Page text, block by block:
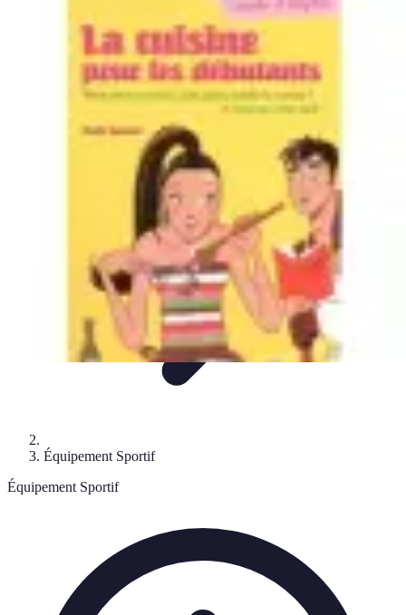
Tech RunningCyclismeSanté
Easy Sport Advice
Équipement Sportif
Équipement Sportif